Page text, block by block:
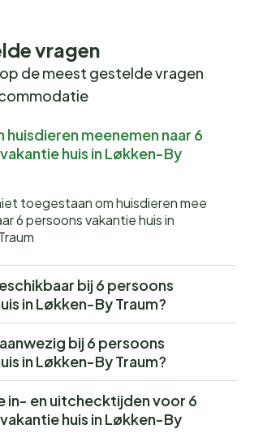
vragen
de meest gestelde vragen
huisdieren meenemen naar 6
huis in Løkken-By
toegestaan om huisdieren mee
6 persoons vakantie huis in
bij 6 persoons
in Løkken-By Traum?
bij 6 persoons
in Løkken-By Traum?
in- en uitchecktijden voor 6
huis in Løkken-By